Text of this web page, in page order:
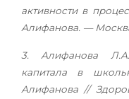
активности в
Алифанова. —
3. Алифанова
капитала в
Алифанова //